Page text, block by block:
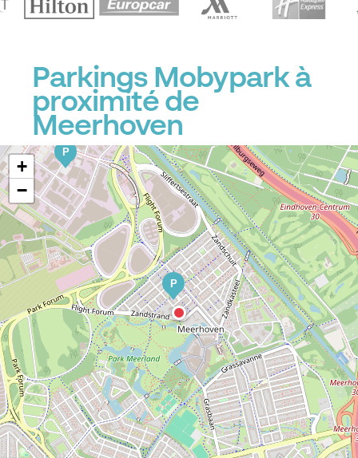
Parkings Mobypark à
proximité de
Meerhoven
P
P
+
−